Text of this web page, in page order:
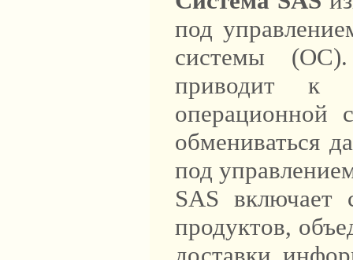
под
системы
приводит к
операционной
обмениваться
под
SAS
продуктов,